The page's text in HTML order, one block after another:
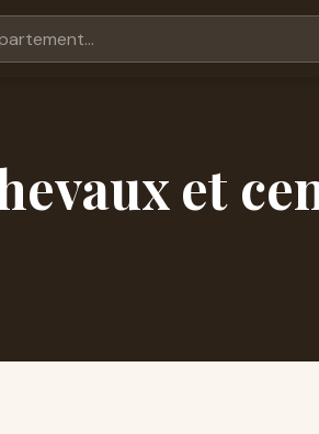
et